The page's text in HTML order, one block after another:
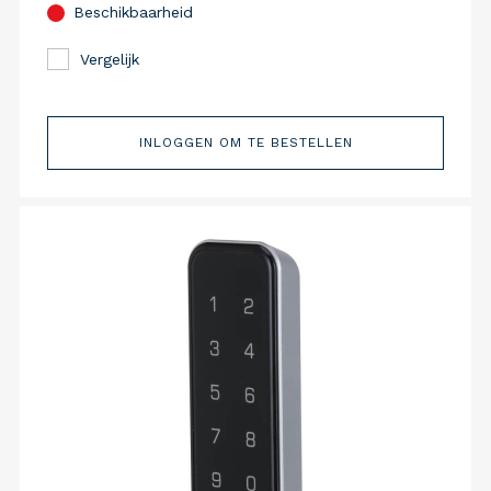
Beschikbaarheid
Vergelijk
INLOGGEN OM TE BESTELLEN